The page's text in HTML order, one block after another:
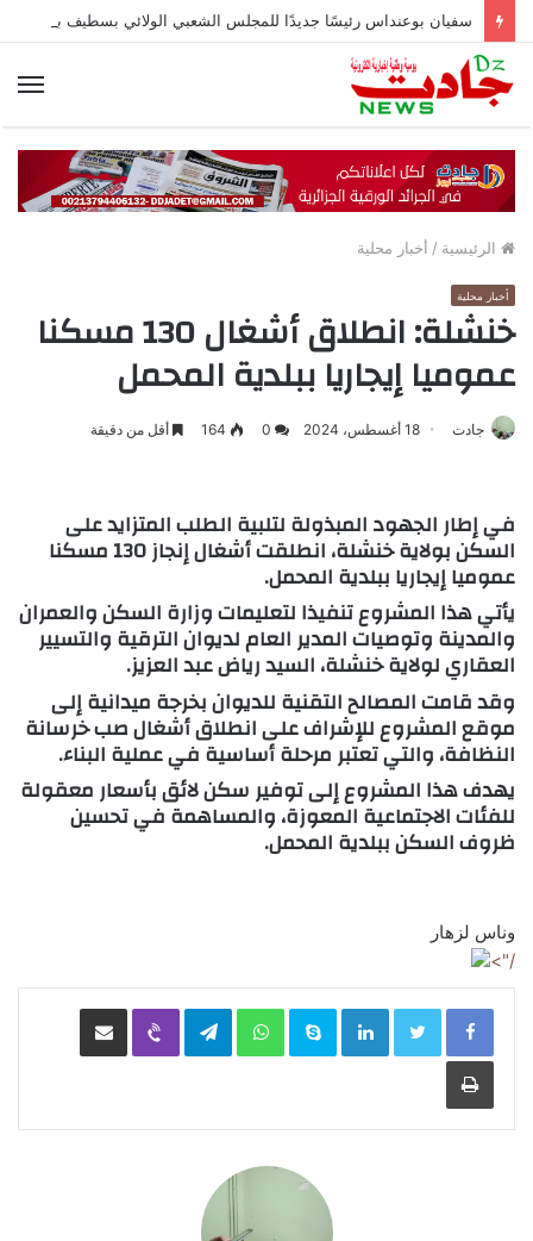
الرئيسية / أخبار محلية
أخبار محلية
خنشلة: انطلاق أشغال 130 مسكنا
عموميا إيجاريا ببلدية المحمل
جادت 18 أغسطس، 2024 0
164 أقل من دقيقة
في إطار الجهود المبذولة لتلبية الطلب المتزايد على
السكن بولاية خنشلة، انطلقت أشغال إنجاز 130 مسكنا
عموميا إيجاريا ببلدية المحمل.
يأتي هذا المشروع تنفيذا لتعليمات وزارة السكن والعمران
والمدينة وتوصيات المدير العام لديوان الترقية والتسيير
العقاري لولاية خنشلة، السيد رياض عبد العزيز.
وقد قامت المصالح التقنية للديوان بخرجة ميدانية إلى
موقع المشروع للإشراف على انطلاق أشغال صب خرسانة
النظافة، والتي تعتبر مرحلة أساسية في عملية البناء.
يهدف هذا المشروع إلى توفير سكن لائق بأسعار معقولة
للفئات الاجتماعية المعوزة، والمساهمة في تحسين
ظروف السكن ببلدية المحمل.
وناس لزهار
/">
LinkedIn
Skype
WhatsApp
Telegram
Viber مشاركة عبر البريد
طباعة